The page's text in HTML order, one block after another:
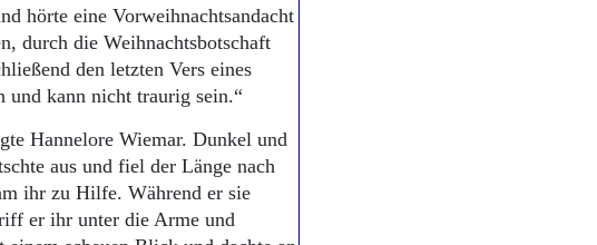
hörte eine Vorweihnachtsandacht
durch die Weihnachtsbotschaft
den letzten Vers eines
und kann nicht traurig sein.“
Hannelore Wiemar. Dunkel und
aus und fiel der Länge nach
ihr zu Hilfe. Während er sie
er ihr unter die Arme und